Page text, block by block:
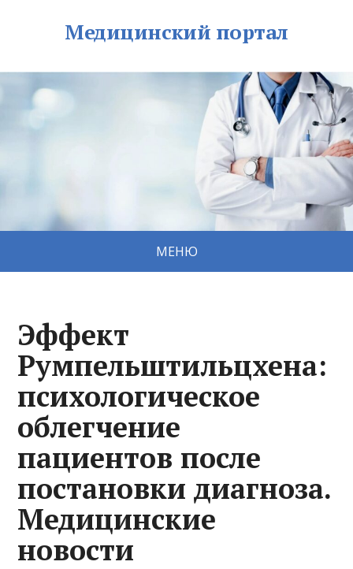
Медицинский портал
МЕНЮ
Эффект
Румпельштильцхена:
психологическое
облегчение
пациентов после
постановки диагноза.
Медицинские
новости